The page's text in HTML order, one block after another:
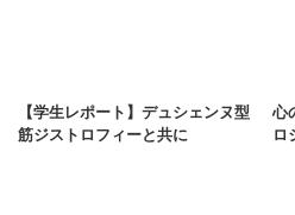
【学生レポート】デュシェンヌ型
筋ジストロフィーと共に
心
ロ